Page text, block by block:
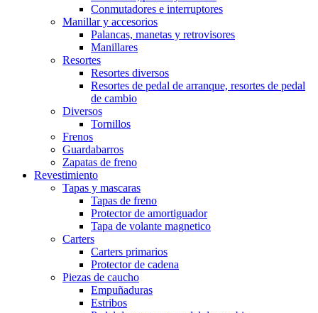
Conmutadores e interruptores
Manillar y accesorios
Palancas, manetas y retrovisores
Manillares
Resortes
Resortes diversos
Resortes de pedal de arranque, resortes de pedal
de cambio
Diversos
Tornillos
Frenos
Guardabarros
Zapatas de freno
Revestimiento
Tapas y mascaras
Tapas de freno
Protector de amortiguador
Tapa de volante magnetico
Carters
Carters primarios
Protector de cadena
Piezas de caucho
Empuñaduras
Estribos